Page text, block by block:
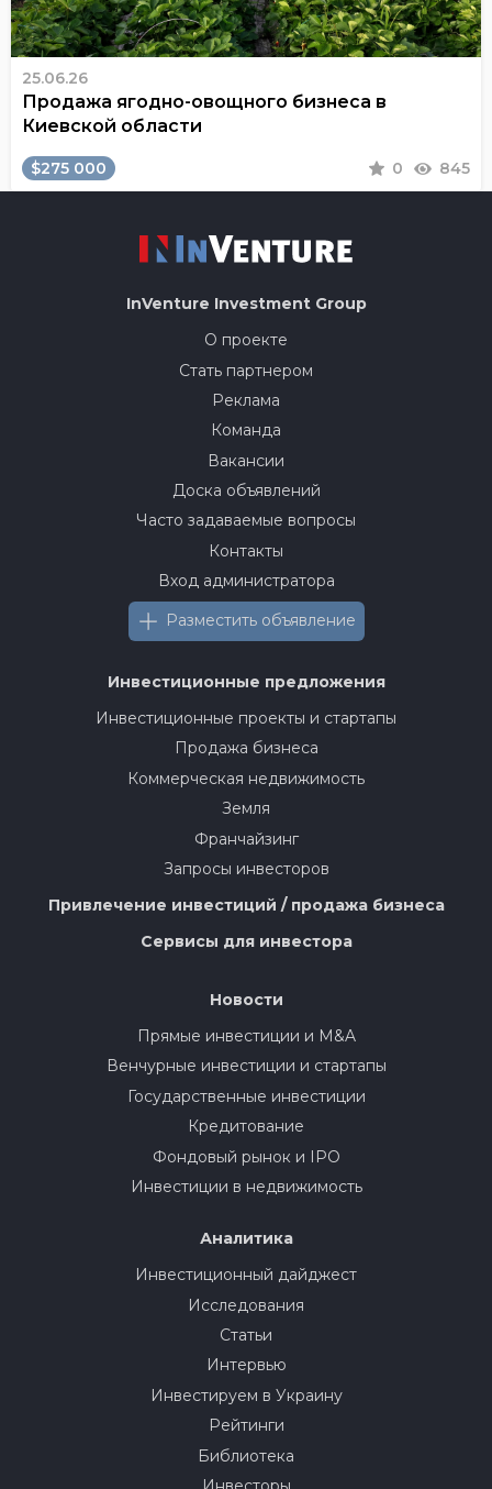
25.06.26
Продажа ягодно-овощного бизнеса в
Киевской области
$275 000 0 845
InVenture Investment Group
О проекте
Стать партнером
Реклама
Команда
Вакансии
Доска объявлений
Часто задаваемые вопросы
Контакты
Вход администратора
Разместить объявление
Инвестиционные предложения
Инвестиционные проекты и стартапы
Продажа бизнеса
Коммерческая недвижимость
Земля
Франчайзинг
Запросы инвесторов
Привлечение инвестиций / продажа бизнеса
Сервисы для инвестора
Новости
Прямые инвестиции и M&A
Венчурные инвестиции и стартапы
Государственные инвестиции
Кредитование
Фондовый рынок и IPO
Инвестиции в недвижимость
Аналитика
Инвестиционный дайджест
Исследования
Статьи
Интервью
Инвестируем в Украину
Рейтинги
Библиотека